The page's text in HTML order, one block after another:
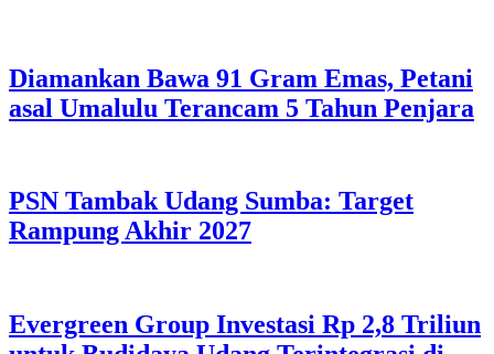
Diamankan Bawa 91 Gram Emas, Petani
asal Umalulu Terancam 5 Tahun Penjara
PSN Tambak Udang Sumba: Target
Rampung Akhir 2027
Evergreen Group Investasi Rp 2,8 Triliun